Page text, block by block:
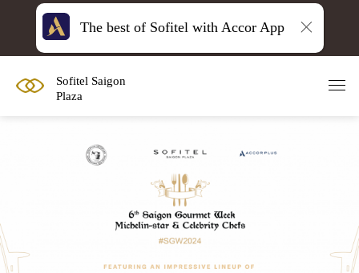
Sofitel Saigon
Plaza
The best of Sofitel with Accor App